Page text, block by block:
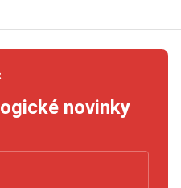
novinky